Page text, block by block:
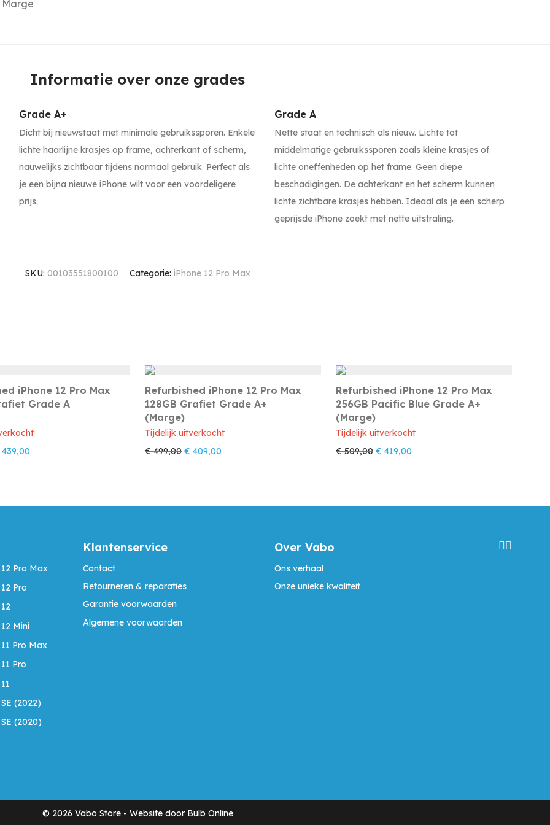
Marge
Informatie over onze grades
Grade A+
Dicht bij nieuwstaat met minimale gebruikssporen. Enkele
lichte haarlijne krasjes op frame, achterkant of scherm,
nauwelijks zichtbaar tijdens normaal gebruik. Perfect als
je een bijna nieuwe iPhone wilt voor een voordeligere
prijs.
Grade A
Nette staat en technisch als nieuw. Lichte tot
middelmatige gebruikssporen zoals kleine krasjes of
lichte oneffenheden op het frame. Geen diepe
beschadigingen. De achterkant en het scherm kunnen
lichte zichtbare krasjes hebben. Ideaal als je een scherp
geprijsde iPhone zoekt met nette uitstraling.
SKU: 00103551800100 Categorie: iPhone 12 Pro Max
iPhone 12 Pro Max
Grade A
prijs was: € 539,00.
439,00
Refurbished iPhone 12 Pro Max
128GB Grafiet Grade A+
(Marge)
Tijdelijk uitverkocht
€499,00 Oorspronkelijke prijs was: € 499,00.
€ 409,00
Refurbished iPhone 12 Pro Max
256GB Pacific Blue Grade A+
(Marge)
Tijdelijk uitverkocht
€509,00 Oorspronkelijke prijs was: € 509,00.
€ 419,00
Pro Max
Pro
Mini
Pro Max
Pro
(2022)
(2020)
Klantenservice
Contact
Retourneren & reparaties
Garantie voorwaarden
Algemene voorwaarden
Over Vabo
Ons verhaal
Onze unieke kwaliteit
© 2026 Vabo Store - Website door Bulb Online